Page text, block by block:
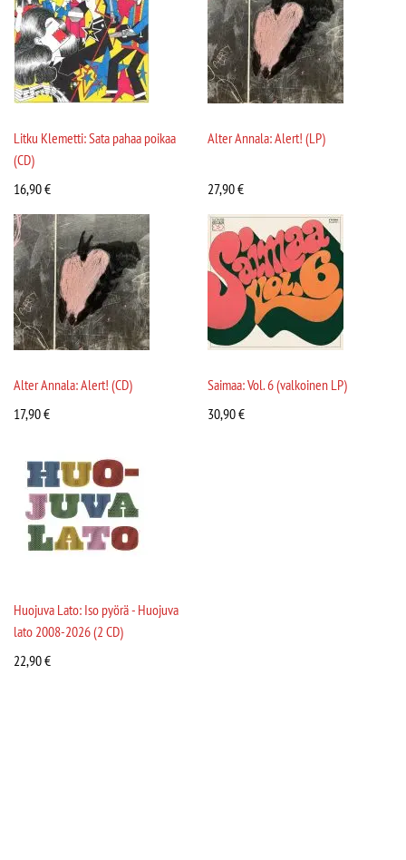
Litku Klemetti: Sata pahaa poikaa
(CD)
16,90€
Alter Annala: Alert! (LP)
27,90€
Alter Annala: Alert! (CD)
17,90€
Saimaa: Vol. 6 (valkoinen LP)
30,90€
Huojuva Lato: Iso pyörä - Huojuva
lato 2008-2026 (2 CD)
22,90€